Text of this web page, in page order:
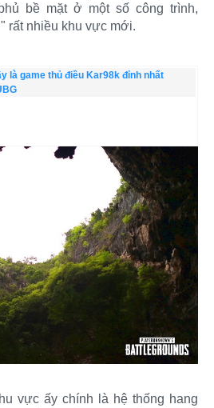
bề mặt ở một số công trình,
rất nhiều khu vực mới.
là game thủ điều Kar98k đỉnh nhất
vực ấy chính là hệ thống hang